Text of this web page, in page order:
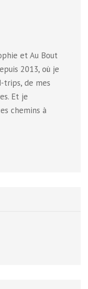
et Au Bout
2013, où je
trips, de mes
Et je
chemins à